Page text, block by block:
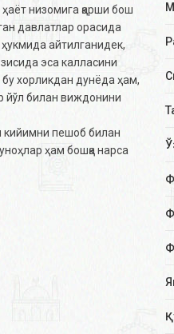
низомига қарши бош
давлатлар орасида
айтилганидек,
эса калласини
бу хорликдан дунёда ҳам,
йўл билан виждонини
кийимни пешоб билан
ҳам бошқа нарса